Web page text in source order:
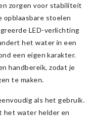
zorgen voor stabiliteit
opblaasbare stoelen
LED-verlichting
het water in een
een eigen karakter.
handbereik, zodat je
te maken.
als het gebruik.
het water helder en